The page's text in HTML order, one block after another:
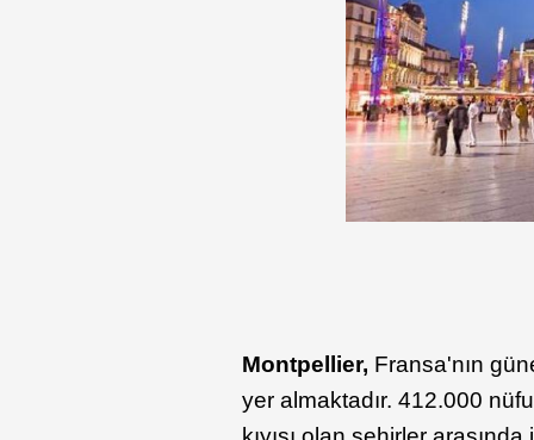
Montpellier, Fransa'nın
yer almaktadır. 412.000